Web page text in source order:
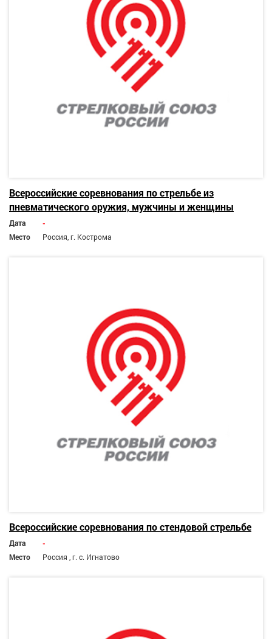
Всероссийские соревнования по стрельбе из
пневматического оружия, мужчины и женщины
Дата
-
Место
Россия, г. Кострома
Всероссийские соревнования по стендовой стрельбе
Дата
-
Место
Россия , г. с. Игнатово